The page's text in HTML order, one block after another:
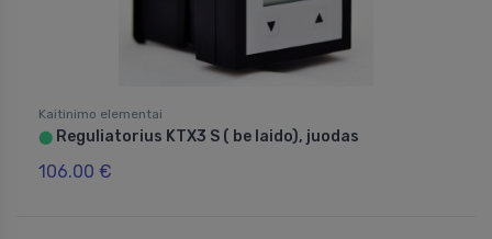
Kaitinimo elementai
⬤ Reguliatorius KTX3 S ( be laido), juodas
106.00 €